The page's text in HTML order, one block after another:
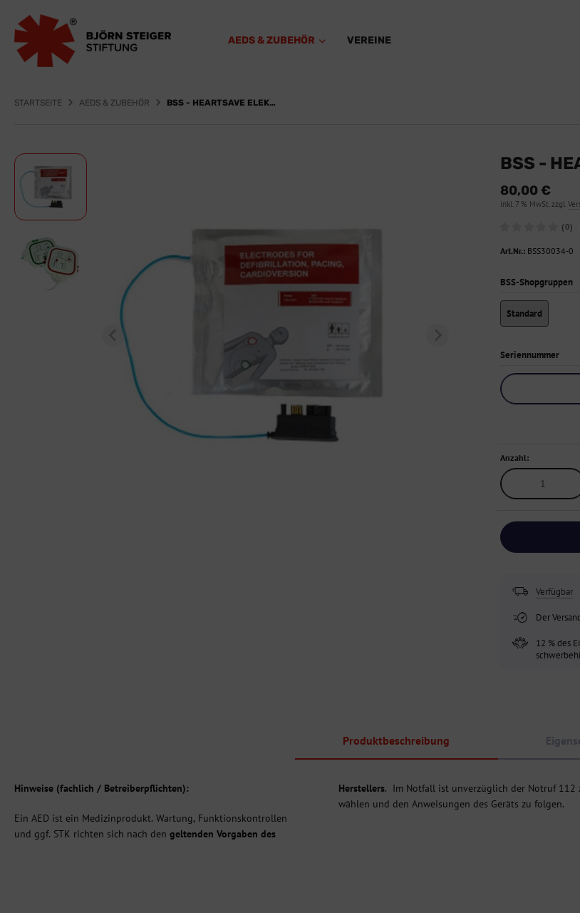
AEDS & ZUBEHÖR VEREINE
STARTSEITE AEDS & ZUBEHÖR BSS - HEARTSAVE ELEKTRODEN
BSS -
80,00 €
inkl. 7 % MwSt. zzgl.
(0)
Art.Nr.: BSS30034-0
BSS-Shopgruppen
Standard
Seriennummer
Anzahl:
Verfügbar
Der
12 % des
Produktbeschreibung
Hinweise (fachlich / Betreiberpflichten):
Ein AED ist ein Medizinprodukt. Wartung, Funktionskontrollen
und ggf. STK richten sich nach den geltenden Vorgaben des
Herstellers. Im Notfall ist unverzüglich der Notruf 112
wählen und den Anweisungen des Geräts zu folgen.